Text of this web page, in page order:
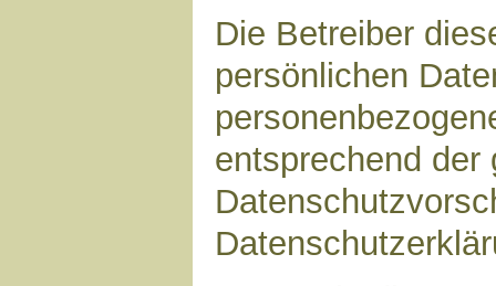
Die Betreiber
persönlichen
entsprechend der